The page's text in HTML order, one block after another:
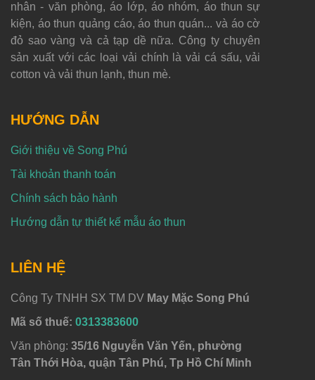
nhân - văn phòng, áo lớp, áo nhóm, áo thun sự
kiện, áo thun quảng cáo, áo thun quán... và áo cờ
đỏ sao vàng và cả tạp dề nữa. Công ty chuyên
sản xuất với các loại vải chính là vải cá sấu, vải
cotton và vải thun lạnh, thun mè.
HƯỚNG DẪN
Giới thiệu về Song Phú
Tài khoản thanh toán
Chính sách bảo hành
Hướng dẫn tự thiết kế mẫu áo thun
LIÊN HỆ
Công Ty TNHH SX TM DV May Mặc Song Phú
Mã số thuế: 0313383600
Văn phòng: 35/16 Nguyễn Văn Yến, phường
Tân Thới Hòa, quận Tân Phú, Tp Hồ Chí Minh